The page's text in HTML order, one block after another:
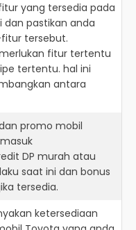
yang tersedia pada
dan pastikan anda
tersebut.
fitur tertentu
tertentu. hal ini
antara
promo mobil
DP murah atau
saat ini dan bonus
tersedia.
ketersediaan